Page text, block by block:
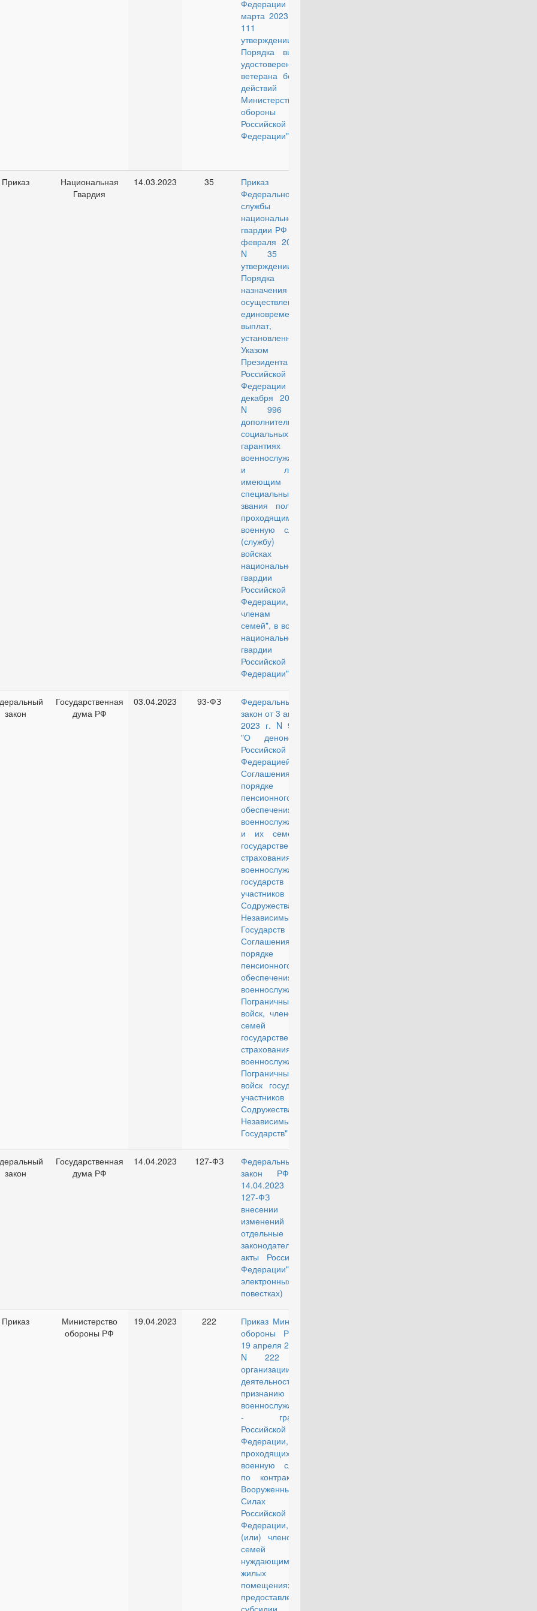
Федерации от 9
марта 2023 г. №
111 "Об
утверждении
Порядка выдачи
удостоверений
ветерана боевых
действий в
Министерстве
обороны
Российской
Федерации"
Приказ
Национальная
Гвардия
14.03.2023 35
Приказ
Федеральной
службы войск
национальной
гвардии РФ от 14
февраля 2023 г.
N 35 "Об
утверждении
Порядка
назначения и
осуществления
единовременных
выплат,
установленных
Указом
Президента
Российской
Федерации от 31
декабря 2022 г.
N 996 "О
дополнительных
социальных
гарантиях
военнослужащим
и лицам,
имеющим
специальные
звания полиции,
проходящим
военную службу
(службу) в
войсках
национальной
гвардии
Российской
Федерации, и
членам их
семей", в войсках
национальной
гвардии
Российской
Федерации"
закон
Государственная
дума РФ
03.04.2023 93-ФЗ
Федеральный
закон от 3 апреля
2023 г. N 93-ФЗ
"О денонсации
Российской
Федерацией
Соглашения о
порядке
пенсионного
обеспечения
военнослужащих
и их семей и
государственного
страхования
военнослужащих
государств
участников
Содружества
Независимых
Государств и
Соглашения о
порядке
пенсионного
обеспечения
военнослужащих
Пограничных
войск, членов их
семей и
государственного
страхования
военнослужащих
Пограничных
войск государств
участников
Содружества
Независимых
Государств"
закон
Государственная
дума РФ
14.04.2023 127-ФЗ
Федеральный
закон РФ от
14.04.2023 №
127-ФЗ "О
внесении
изменений в
отдельные
законодательные
акты Российской
Федерации" (Об
электронных
повестках)
Приказ
Министерство
обороны РФ
19.04.2023 222
Приказ Министра
обороны РФ от
19 апреля 2023 г.
N 222 "Об
организации
деятельности по
признанию
военнослужащих
- граждан
Российской
Федерации,
проходящих
военную службу
по контракту в
Вооруженных
Силах
Российской
Федерации, и
(или) членов их
семей
нуждающимися в
жилых
помещениях и
предоставлению
субсидии для